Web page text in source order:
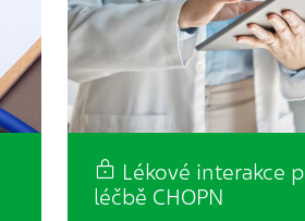
Lékové interakce
léčbě CHOPN